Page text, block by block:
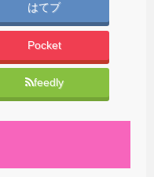
はてブ
Pocket
feedly